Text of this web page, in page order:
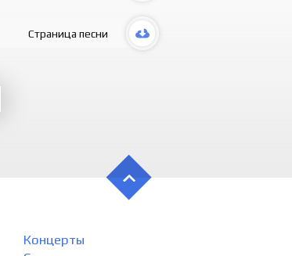
Страница песни
Концерты